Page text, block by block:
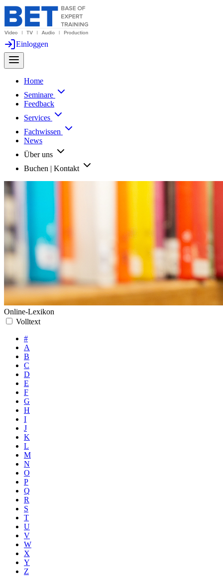
Einloggen
Home
Seminare
Feedback
Services
Fachwissen
News
Über uns
Buchen | Kontakt
Online-Lexikon
Volltext
#
A
B
C
D
E
F
G
H
I
J
K
L
M
N
O
P
Q
R
S
T
U
V
W
X
Y
Z